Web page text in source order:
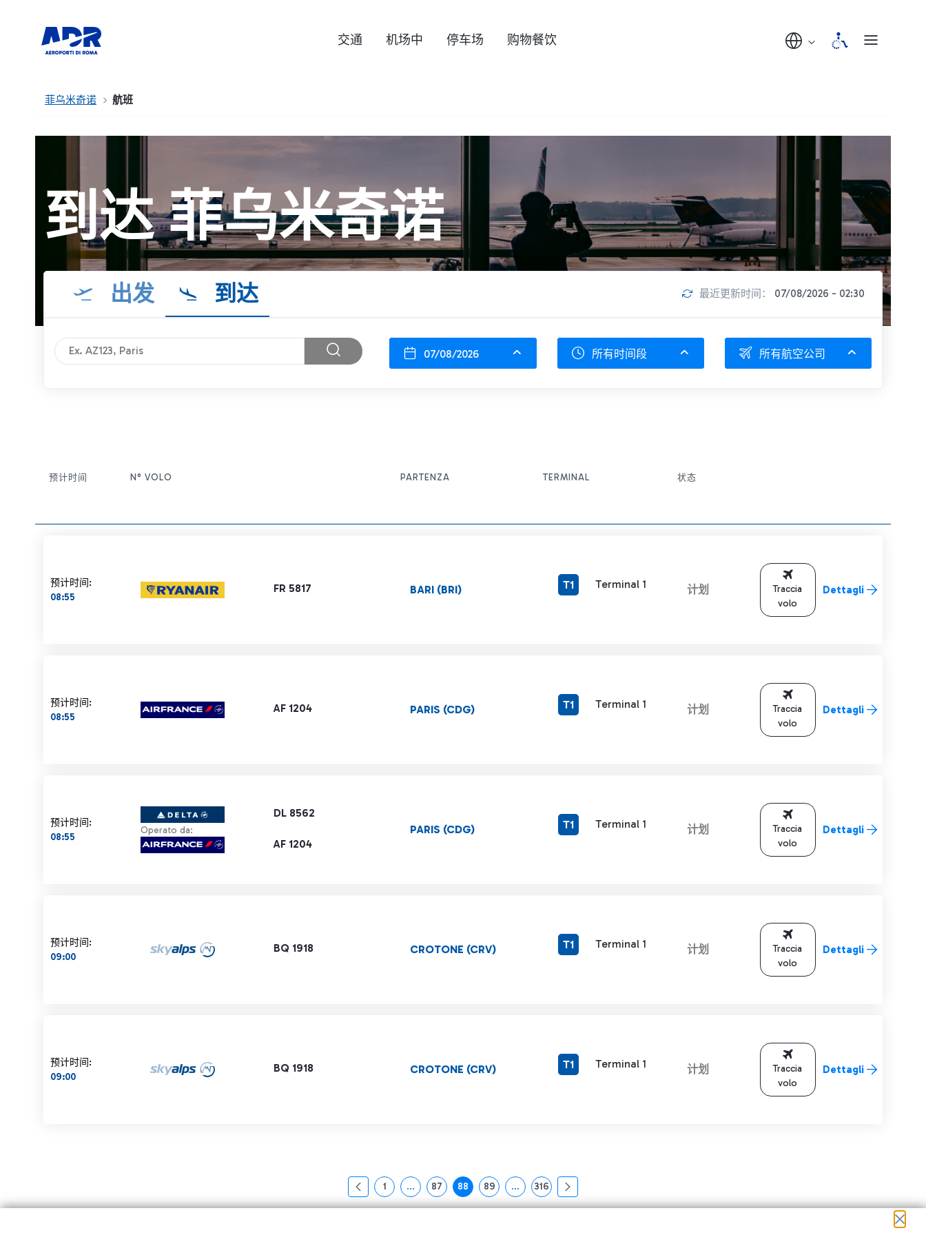
交通 机场中 停车场 购物餐饮
菲乌米奇诺 航班
到达 菲乌米奇诺
出发 到达 最近更新时间： 07/08/2026 - 02:30
07/08/2026 所有时间段 所有航空公司
预计时间 N° VOLO PARTENZA TERMINAL 状态
预计时间:
08:55
FR 5817 BARI (BRI) T1 Terminal 1 计划
Traccia
volo
Dettagli
预计时间:
08:55
AF 1204 PARIS (CDG) T1 Terminal 1 计划
Traccia
volo
Dettagli
预计时间:
08:55
DL 8562
Operato da:
AF 1204
PARIS (CDG) T1 Terminal 1 计划
Traccia
volo
Dettagli
预计时间:
09:00
BQ 1918 CROTONE (CRV) T1 Terminal 1 计划
Traccia
volo
Dettagli
预计时间:
09:00
BQ 1918 CROTONE (CRV) T1 Terminal 1 计划
Traccia
volo
Dettagli
页面
1 ...中间页面 使用 TAB 键进行导航。
页面
87 页面
88 页面
89 ...中间页面 使用 TAB 键进行导航。
页面
316